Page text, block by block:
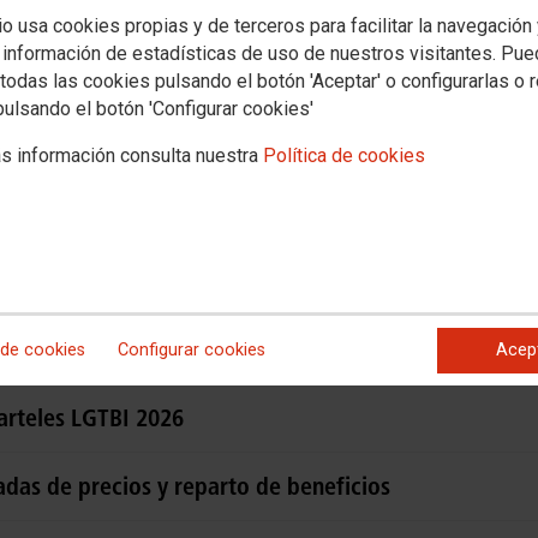
usa cookies propias y de terceros para facilitar la navegación
de estadísticas de uso de nuestros visitantes.
las cookies pulsando el botón 'Aceptar' o configurarlas o
el botón 'Configurar cookies'
información consulta nuestra Política de cookies
cookies Configurar cookies
Salud Laboral Formación y empleo Migraciones Federaciones
LGTBI 2026
de precios y reparto de beneficios